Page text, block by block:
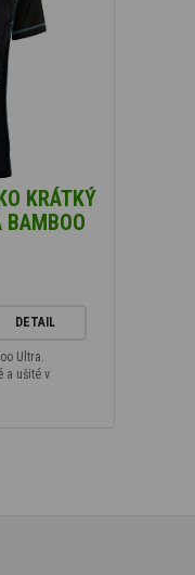
KRÁTKÝ
BAMBOO
DETAIL
Ultra.
a ušité v